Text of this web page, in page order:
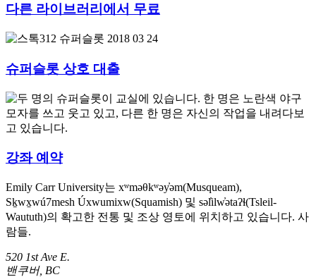
다른 라이브러리에서 무료
슈퍼슬롯 상호 대출
강좌 예약
Emily Carr University는 xʷməθkʷəy̓əm(Musqueam),
Sḵwx̱wú7mesh Úxwumixw(Squamish) 및 səl̓ilw̓ətaʔɬ(Tsleil-
Waututh)의 확고한 전통 및 조상 영토에 위치하고 있습니다. 사
람들.
520 1st Ave E.
밴쿠버, BC